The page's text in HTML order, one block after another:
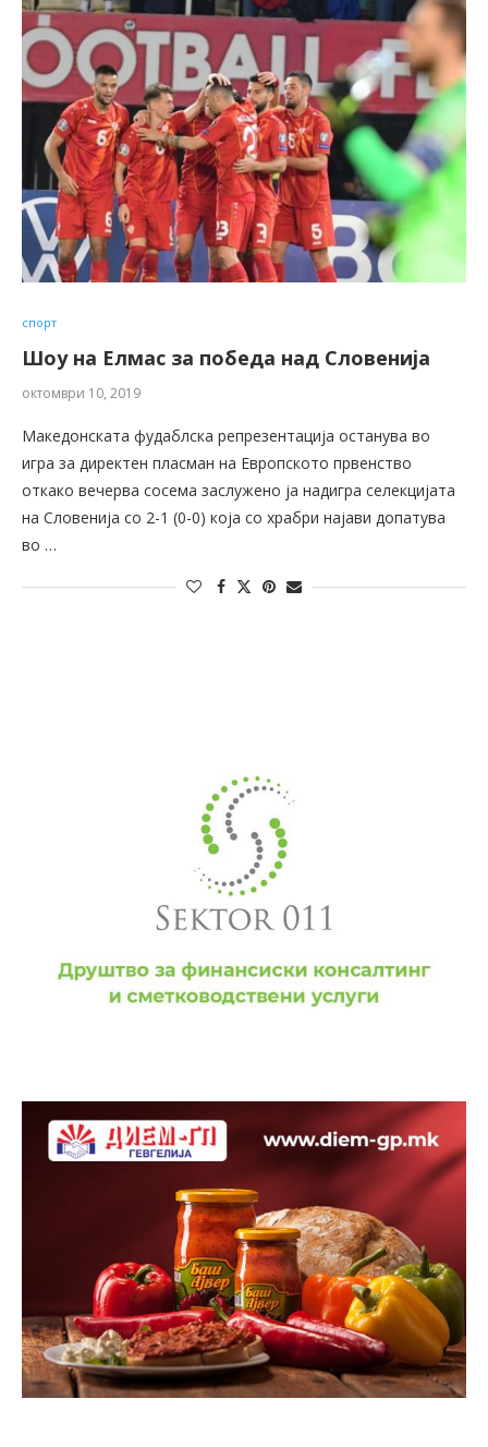
спорт
Шоу на Елмас за победа над Словенија
октомври 10, 2019
Македонската фудаблска репрезентација останува во
игра за директен пласман на Европското првенство
откако вечерва сосема заслужено ја надигра селекцијата
на Словенија со 2-1 (0-0) која со храбри најави допатува
во …